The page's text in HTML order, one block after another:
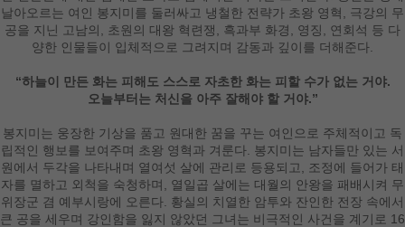
날아오르는 여인 봉지미를 둘러싸고 냉철한 전략가 초왕 영혁, 극강의 무
공을 지닌 고남의, 초원의 대왕 혁련쟁, 흑과부 화경, 영징, 연회석 등 다
양한 인물들이 입체적으로 그려지며 감동과 깊이를 더해준다.
“하늘이 만든 화는 피해도 스스로 자초한 화는 피할 수가 없는 거야.
오늘부터는 처신을 아주 잘해야 할 거야.”
봉지미는 웅장한 기상을 품고 원대한 꿈을 꾸는 여인으로 주체적이고 독
립적인 행보를 보여주며 초왕 영혁과 겨룬다. 봉지미는 남자들만 있는 서
원에서 두각을 나타내며 열여섯 살에 관리로 등용되고, 조정에 들어가 태
자를 멸하고 외척을 숙청하며, 열일곱 살에는 대월의 안왕을 패배시켜 무
위장군 겸 예부시랑에 오른다. 황실의 치열한 암투와 잔인한 전장 속에서
큰 공을 세우며 강인함을 잃지 않았던 그녀는 비극적인 사건을 계기로 16